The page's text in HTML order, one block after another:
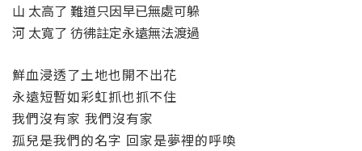
山 太高了 難道只因早已無處可躲
河 太寬了 彷彿註定永遠無法渡過
鮮血浸透了土地也開不出花
永遠短暫如彩虹抓也抓不住
我們沒有家 我們沒有家
孤兒是我們的名字 回家是夢裡的呼喚